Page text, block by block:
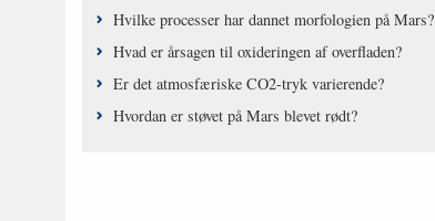
Hvilke processer har dannet morfologien på Mars?
Hvad er årsagen til oxideringen af overfladen?
Er det atmosfæriske CO2-tryk varierende?
Hvordan er støvet på Mars blevet rødt?